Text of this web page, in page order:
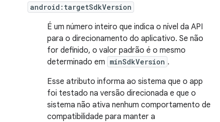
android:targetSdkVersion
É um número inteiro que indica o nível da API
para o direcionamento do aplicativo. Se não
for definido, o valor padrão é o mesmo
determinado em minSdkVersion .
Esse atributo informa ao sistema que o app
foi testado na versão direcionada e que o
sistema não ativa nenhum comportamento de
compatibilidade para manter a